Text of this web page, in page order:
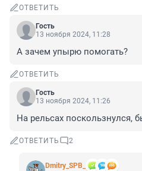
ОТВЕТИТЬ
Гость
13 ноября 2024, 11:28
А зачем упырю помогать?
ОТВЕТИТЬ
Гость
13 ноября 2024, 11:26
На рельсах поскользнулся,
ОТВЕТИТЬ 2
Dmitry_SPB_